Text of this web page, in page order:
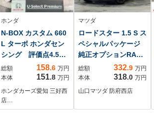
ホンダ
N-BOX カスタム 660
L ターボ ホンダセン
シング 評価点4.5
禁煙車 最長5年保証
ワンオ-ナ- ブレーキ
ホールド ナビVXM-
224VFi TV バック
カメラ Bluetooth
総額 158.6 万円
本体
151.8 万円
ホンダカーズ愛知 三好西
店…
マツダ
ロードスター 1.5 S ス
ペシャルパッケージ
純正オプションRAYS
ホイール LEDヘッド
ライト ナビバック
カメラ フルセグ
ットモニター ワン
総額 332.9 万円
本体
318.0 万円
山口マツダ 防府西店